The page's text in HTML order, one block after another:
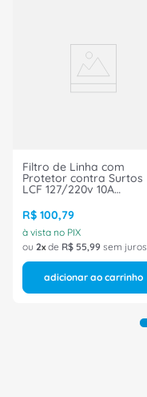
Filtro de Linha com
Protetor contra Surtos
LCF 127/220v 10A
026776 Clamper
R$ 100,79
à vista no PIX
ou 2 de R$ 55,99 sem juros
adicionar ao carrinho